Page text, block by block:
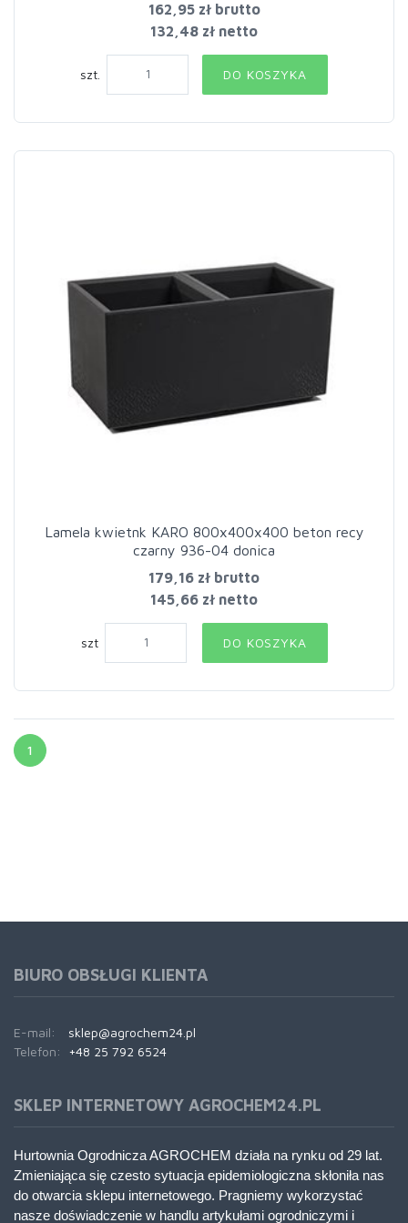
162,95 złbrutto
132,48 zł netto
szt. DO KOSZYKA
Lamela kwietnk KARO 800x400x400 beton recy
czarny 936-04 donica
179,16 zł brutto
145,66 zł netto
szt DO KOSZYKA
1
BIURO OBSŁUGI KLIENTA
E-mail:
sklep@agrochem24.pl
Telefon:
+48 25 792 6524
SKLEP INTERNETOWY AGROCHEM24.PL
Hurtownia Ogrodnicza AGROCHEM działa na rynku od 29 lat.
Zmieniająca się czesto sytuacja epidemiologiczna skłoniła nas
do otwarcia sklepu internetowego. Pragniemy wykorzystać
nasze doświadczenie w handlu artykułami ogrodniczymi i